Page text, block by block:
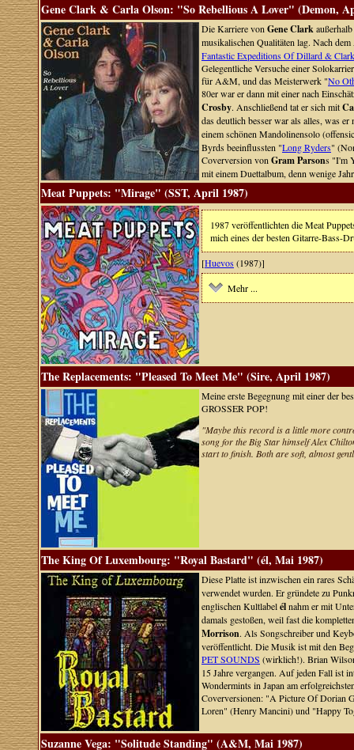
Gene Clark & Carla Olson: "So Rebellious A Lover" (Demon,
Die Karriere von Gene Clark
musikalischen Qualitäten lag. Nach
Fantastic Expeditions Of Dillard & Clark
Gelegentliche Versuche einer
für A&M, und das Meisterwerk "No
80er war er dann mit einer nach
Crosby. Anschließend tat er sich mit
das deutlich besser war als alles, was er
einem schönen Mandolinensolo
Byrds beeinflussten "Long Ryders"
Coverversion von Gram Parsons "I'm
mit einem Duettalbum, denn wenige
Meat Puppets: "Mirage" (SST, April 1987)
1987 veröffentlichten die Meat
mich eines der besten Gitarre-Bass-
[Huevos(1987)]
Mehr ...
The Replacements: "Pleased To Meet Me" (Sire, April 1987)
Meine erste Begegnung mit einer der
GROSSER POP!
"Maybe this record is a little more
song for the Big Star himself Alex
start to finish. Both are soft, almost
The King Of Luxembourg: "Royal Bastard" (él, Mai 1987)
Diese Platte ist inzwischen ein rares
verwendet wurden. Er gründete zu
englischen Kultlabelélnahm er mit
damals gestoßen, weil fast die
Morrison. Als Songschreiber und
veröffentlicht. Die Musik ist mit den
PET SOUNDS (wirklich!). Brian
15 Jahre vergangen. Auf jeden Fall ist
Wondermints in Japan am
Coverversionen: "A Picture Of Dorian
Loren" (Henry Mancini) und "Happy
Suzanne Vega: "Solitude Standing" (A&M, Mai 1987)